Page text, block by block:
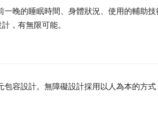
晚的睡眠時間、身體狀況、使用的輔助
，有無限可能。
容設計。無障礙設計採用以人為本的方